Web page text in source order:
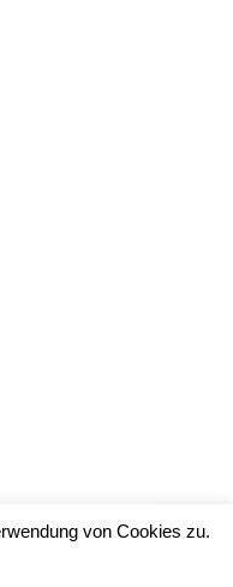
von Cookies zu.